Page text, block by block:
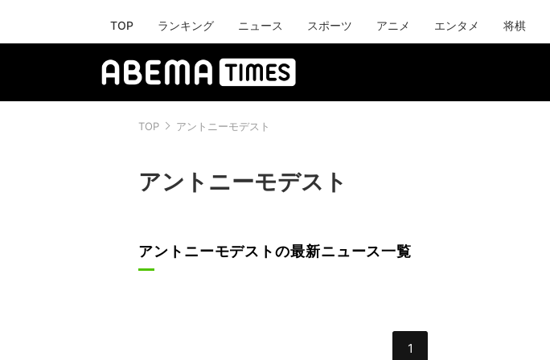
TOP ランキング ニュース スポーツ アニメ エンタメ 将棋
TOP アントニーモデスト
アントニーモデスト
アントニーモデストの最新ニュース一覧
1